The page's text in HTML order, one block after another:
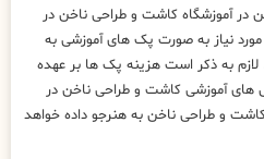
در آموزشگاه کاشت و طراحی ناخن در
مورد نیاز به صورت پک های آموزشی به
به ذکر است هزینه پک ها بر عهده
آموزشی کاشت و طراحی ناخن در
کاشت و طراحی ناخن به هنرجو داده خواهد